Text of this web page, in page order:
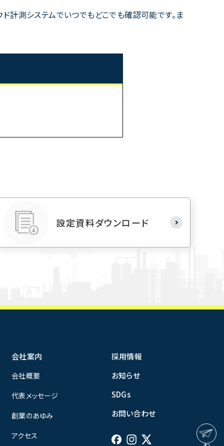
計測システムでいつでもどこでも確認可能です。ま
設定資料ダウンロード
会社案内
会社概要
代表メッセージ
創業のあゆみ
アクセス
採用情報
お知らせ
SDGs
お問い合わせ